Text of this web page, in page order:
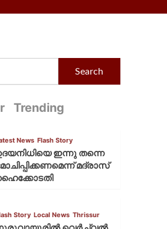
Search
Trending
News Flash Story
ഇന്നു തന്നെ
മദ്രാസ്
Story Local News Thrissur